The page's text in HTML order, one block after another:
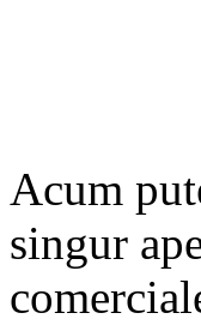
Acum
singur